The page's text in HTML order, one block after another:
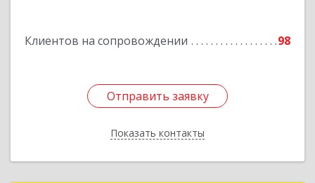
Клиентов на сопровождении 98
Отправить заявку
Показать контакты
Отправить заявку
Назад